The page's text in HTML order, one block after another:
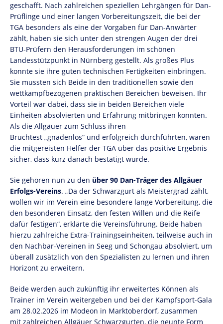
geschafft. Nach zahlreichen speziellen Lehrgängen für Dan-
Prüflinge und einer langen Vorbereitungszeit, die bei der
TGA besonders als eine der Vorgaben für Dan-Anwärter
zählt, haben sie sich unter den strengen Augen der drei
BTU-Prüfern den Herausforderungen im schönen
Landesstützpunkt in Nürnberg gestellt. Als großes Plus
konnte sie ihre guten technischen Fertigkeiten einbringen.
Sie mussten sich Beide in den traditionellen sowie den
wettkampfbezogenen praktischen Bereichen beweisen. Ihr
Vorteil war dabei, dass sie in beiden Bereichen viele
Einheiten absolvierten und Erfahrung mitbringen konnten.
Als die Allgäuer zum Schluss ihren
Bruchtest „gnadenlos“ und erfolgreich durchführten, waren
die mitgereisten Helfer der TGA über das positive Ergebnis
sicher, dass kurz danach bestätigt wurde.
Sie gehören nun zu den über 90 Dan-Träger des Allgäuer
Erfolgs-Vereins. „Da der Schwarzgurt als Meistergrad zählt,
wollen wir im Verein eine besondere lange Vorbereitung, die
den besonderen Einsatz, den festen Willen und die Reife
dafür festigen“, erklärte die Vereinsführung. Beide haben
hierzu zahlreiche Extra-Trainingseinheiten, teilweise auch in
den Nachbar-Vereinen in Seeg und Schongau absolviert, um
überall zusätzlich von den Spezialisten zu lernen und ihren
Horizont zu erweitern.
Beide werden auch zukünftig ihr erweitertes Können als
Trainer im Verein weitergeben und bei der Kampfsport-Gala
am 28.02.2026 im Modeon in Marktoberdorf, zusammen
mit zahlreichen Allgäuer Schwarzgurten, die neunte Form